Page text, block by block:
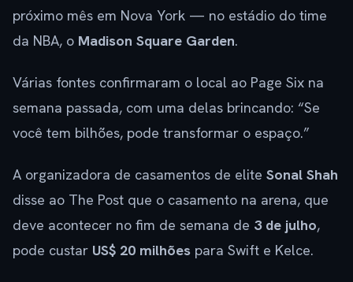
próximo mês em Nova York — no estádio do time
da NBA, o Madison Square Garden.
Várias fontes confirmaram o local ao Page Six na
semana passada, com uma delas brincando: “Se
você tem bilhões, pode transformar o espaço.”
A organizadora de casamentos de elite Sonal Shah
disse ao The Post que o casamento na arena, que
deve acontecer no fim de semana de 3 de julho,
pode custar US$ 20 milhões para Swift e Kelce.